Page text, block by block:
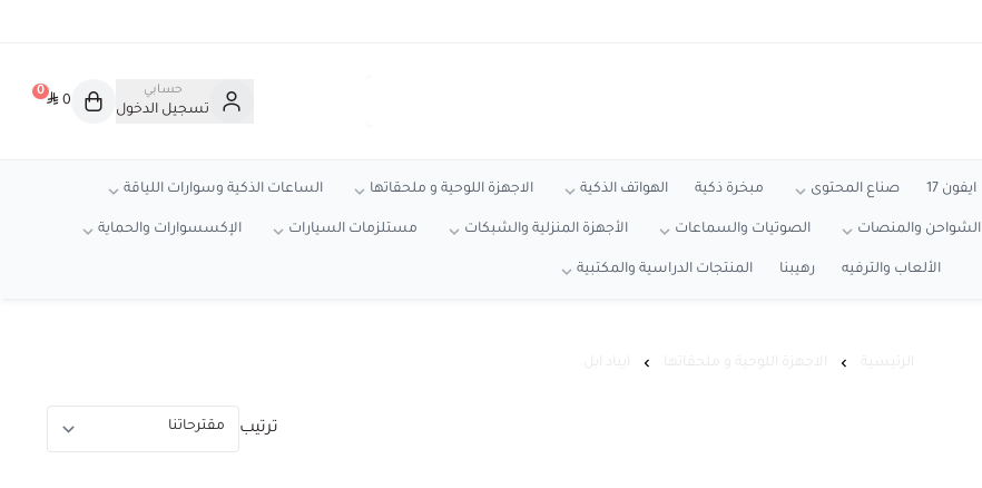
حسابي
تسجيل الدخول
0
0
ايفون 17 صناع المحتوى مبخرة ذكية الهواتف الذكية الاجهزة اللوحية و ملحقاتها الساعات الذكية وسوارات اللياقة
الشواحن والمنصات الصوتيات والسماعات الأجهزة المنزلية والشبكات مستلزمات السيارات الإكسسوارات والحماية
الألعاب والترفيه رهيبنا المنتجات الدراسية والمكتبية
الرئيسية الاجهزة اللوحية و ملحقاتها ايباد ابل
ترتيب